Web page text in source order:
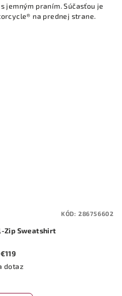
jemným praním. Súčasťou je
na prednej strane.
Zip Sweatshirt
€119
dotaz
KÓD: 286756602